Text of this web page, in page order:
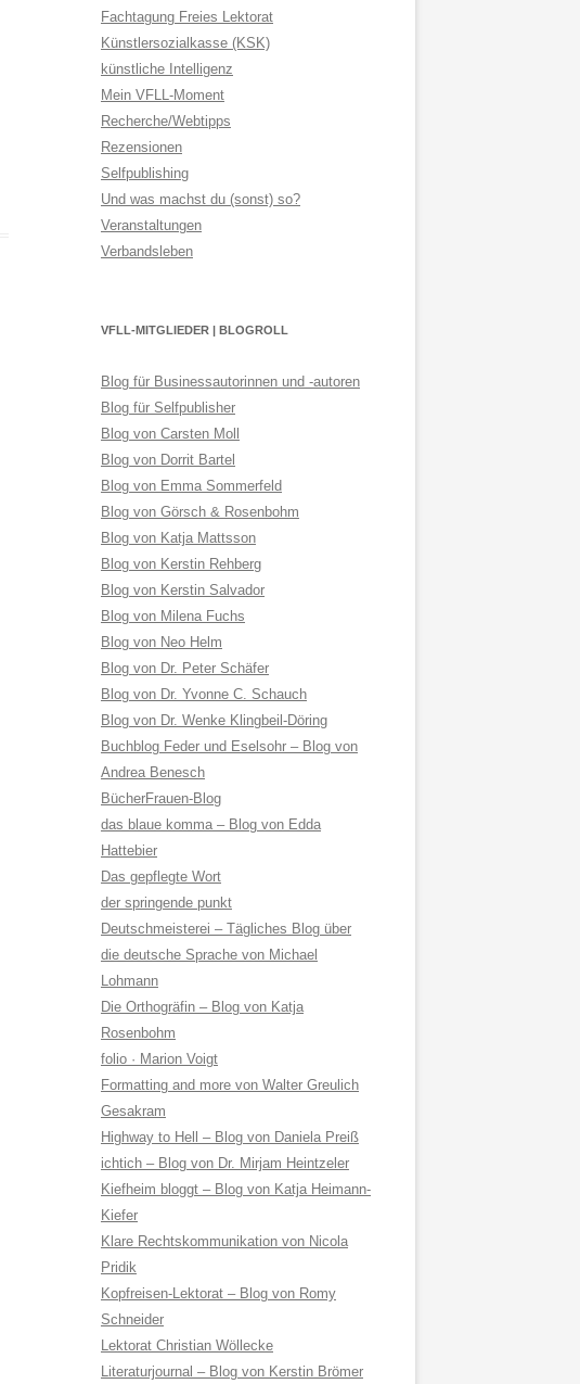
Fachtagung Freies Lektorat
Künstlersozialkasse (KSK)
künstliche Intelligenz
Mein VFLL-Moment
Recherche/Webtipps
Rezensionen
Selfpublishing
Und was machst du (sonst) so?
Veranstaltungen
Verbandsleben
VFLL-MITGLIEDER | BLOGROLL
Blog für Businessautorinnen und -autoren
Blog für Selfpublisher
Blog von Carsten Moll
Blog von Dorrit Bartel
Blog von Emma Sommerfeld
Blog von Görsch & Rosenbohm
Blog von Katja Mattsson
Blog von Kerstin Rehberg
Blog von Kerstin Salvador
Blog von Milena Fuchs
Blog von Neo Helm
Blog von Dr. Peter Schäfer
Blog von Dr. Yvonne C. Schauch
Blog von Dr. Wenke Klingbeil-Döring
Buchblog Feder und Eselsohr – Blog von
Andrea Benesch
BücherFrauen-Blog
das blaue komma – Blog von Edda
Hattebier
Das gepflegte Wort
der springende punkt
Deutschmeisterei – Tägliches Blog über
die deutsche Sprache von Michael
Lohmann
Die Orthogräfin – Blog von Katja
Rosenbohm
folio · Marion Voigt
Formatting and more von Walter Greulich
Gesakram
Highway to Hell – Blog von Daniela Preiß
ichtich – Blog von Dr. Mirjam Heintzeler
Kiefheim bloggt – Blog von Katja Heimann-
Kiefer
Klare Rechtskommunikation von Nicola
Pridik
Kopfreisen-Lektorat – Blog von Romy
Schneider
Lektorat Christian Wöllecke
Literaturjournal – Blog von Kerstin Brömer